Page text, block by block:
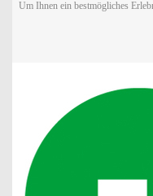
Um Ihnen ein bestmögliches